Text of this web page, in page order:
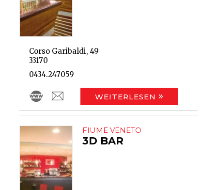
Corso Garibaldi, 49
33170
0434.247059
WEITERLESEN
FIUME VENETO
3D BAR